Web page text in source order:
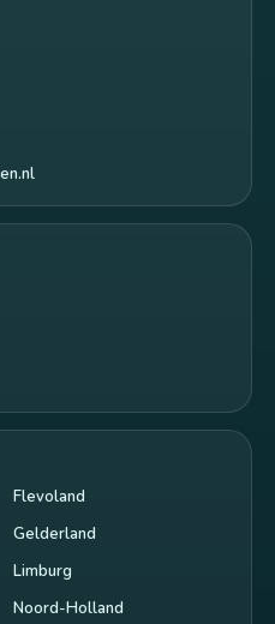
Flevoland
Gelderland
Limburg
Noord-Holland